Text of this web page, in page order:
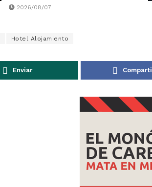
2026/08/07
Hotel Alojamiento
Enviar